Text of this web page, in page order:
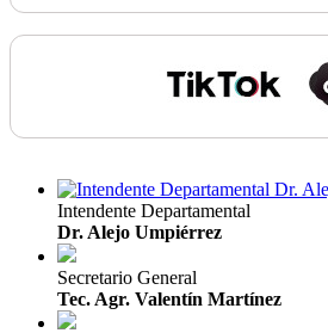
Intendente Departamental
Dr. Alejo Umpiérrez
Secretario General
Tec. Agr. Valentín Martínez